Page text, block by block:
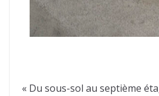
« Du sous-sol au septième